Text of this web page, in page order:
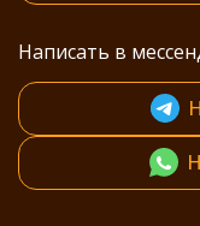
Написать в